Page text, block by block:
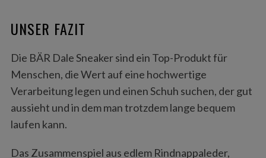
UNSER FAZIT
Die BÄR Dale Sneaker sind ein Top-Produkt für
Menschen, die Wert auf eine hochwertige
Verarbeitung legen und einen Schuh suchen, der gut
aussieht und in dem man trotzdem lange bequem
laufen kann.
Das Zusammenspiel aus edlem Rindnappaleder,